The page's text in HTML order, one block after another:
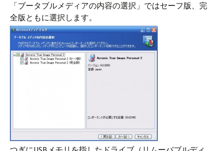
「ブータブルメディアの内容の選択」ではセーフ版、完
全版ともに選択します。